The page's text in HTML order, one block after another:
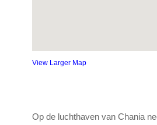
View Larger Map
Op de luchthaven van Chania